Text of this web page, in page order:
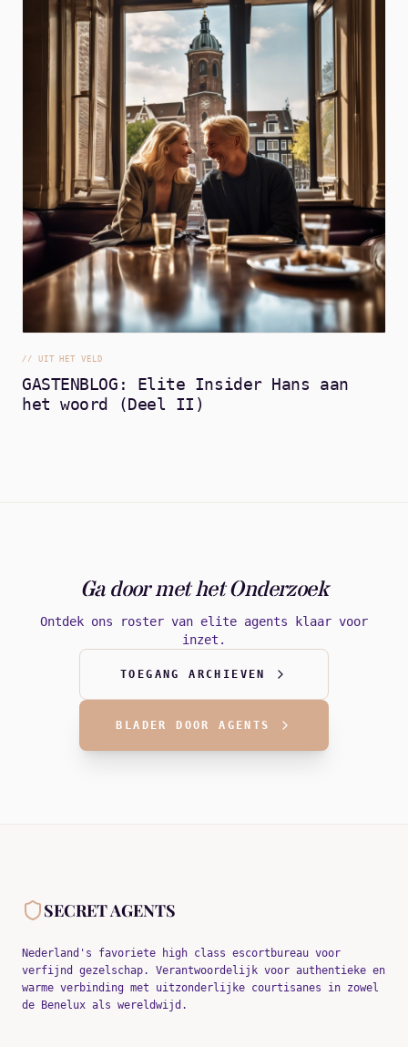
// UIT HET VELD
GASTENBLOG: Elite Insider Hans aan
het woord (Deel II)
Ga door met het Onderzoek
Ontdek ons roster van elite agents klaar voor
inzet.
TOEGANG ARCHIEVEN
BLADER DOOR AGENTS
SECRET AGENTS
Nederland's favoriete high class escortbureau voor
verfijnd gezelschap. Verantwoordelijk voor authentieke en
warme verbinding met uitzonderlijke courtisanes in zowel
de Benelux als wereldwijd.